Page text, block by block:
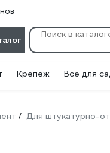
Крепеж Всё для
/ Для штукатурно-